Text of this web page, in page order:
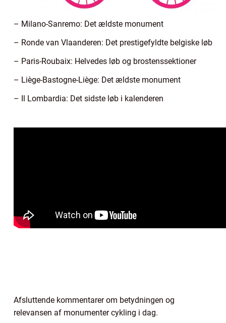
– Milano-Sanremo: Det ældste monument
– Ronde van Vlaanderen: Det prestigefyldte belgiske løb
– Paris-Roubaix: Helvedes løb og brostenssektioner
– Liège-Bastogne-Liège: Det ældste monument
– Il Lombardia: Det sidste løb i kalenderen
Afsluttende kommentarer om betydningen og
relevansen af monumenter cykling i dag.